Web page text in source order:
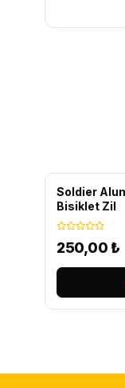
Soldier
Bisiklet Zil
250,00 ₺